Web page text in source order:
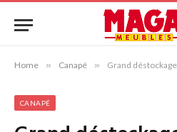
Home » Canapé » Grand déstockage chez Maisons du
CANAPÉ